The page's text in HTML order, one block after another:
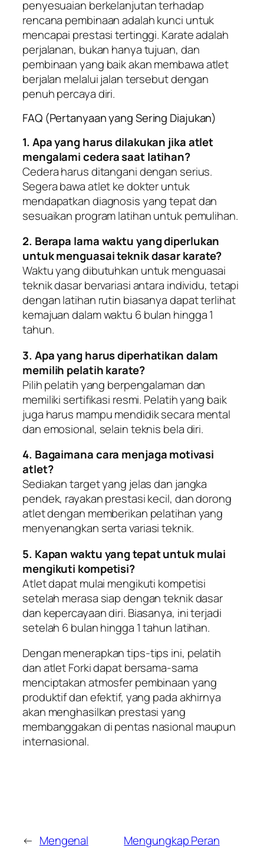
penyesuaian berkelanjutan terhadap
rencana pembinaan adalah kunci untuk
mencapai prestasi tertinggi. Karate adalah
perjalanan, bukan hanya tujuan, dan
pembinaan yang baik akan membawa atlet
berjalan melalui jalan tersebut dengan
penuh percaya diri.
FAQ (Pertanyaan yang Sering Diajukan)
1. Apa yang harus dilakukan jika atlet
mengalami cedera saat latihan?
Cedera harus ditangani dengan serius.
Segera bawa atlet ke dokter untuk
mendapatkan diagnosis yang tepat dan
sesuaikan program latihan untuk pemulihan.
2. Berapa lama waktu yang diperlukan
untuk menguasai teknik dasar karate?
Waktu yang dibutuhkan untuk menguasai
teknik dasar bervariasi antara individu, tetapi
dengan latihan rutin biasanya dapat terlihat
kemajuan dalam waktu 6 bulan hingga 1
tahun.
3. Apa yang harus diperhatikan dalam
memilih pelatih karate?
Pilih pelatih yang berpengalaman dan
memiliki sertifikasi resmi. Pelatih yang baik
juga harus mampu mendidik secara mental
dan emosional, selain teknis bela diri.
4. Bagaimana cara menjaga motivasi
atlet?
Sediakan target yang jelas dan jangka
pendek, rayakan prestasi kecil, dan dorong
atlet dengan memberikan pelatihan yang
menyenangkan serta variasi teknik.
5. Kapan waktu yang tepat untuk mulai
mengikuti kompetisi?
Atlet dapat mulai mengikuti kompetisi
setelah merasa siap dengan teknik dasar
dan kepercayaan diri. Biasanya, ini terjadi
setelah 6 bulan hingga 1 tahun latihan.
Dengan menerapkan tips-tips ini, pelatih
dan atlet Forki dapat bersama-sama
menciptakan atmosfer pembinaan yang
produktif dan efektif, yang pada akhirnya
akan menghasilkan prestasi yang
membanggakan di pentas nasional maupun
internasional.
← Mengenal
Mengungkap Peran